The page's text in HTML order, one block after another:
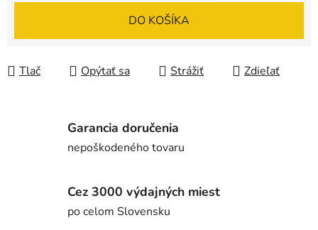
DO KOŠÍKA
Tlač Opýtať sa Strážiť Zdieľať
Garancia doručenia
nepoškodeného tovaru
Cez 3000 výdajných miest
po celom Slovensku